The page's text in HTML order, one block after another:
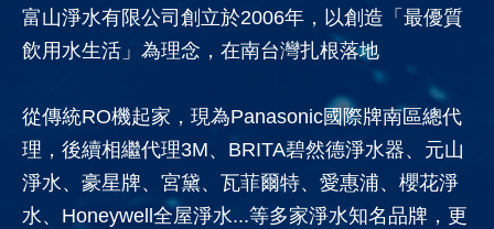
富山淨水有限公司創立於2006年，以創造「最優質
飲用水生活」為理念，在南台灣扎根落地
從傳統RO機起家，現為Panasonic國際牌南區總代
理，後續相繼代理3M、BRITA碧然德淨水器、元山
淨水、豪星牌、宮黛、瓦菲爾特、愛惠浦、櫻花淨
水、Honeywell全屋淨水...等多家淨水知名品牌，更